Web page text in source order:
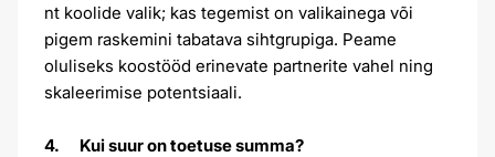
nt koolide valik; kas tegemist on valikainega või
pigem raskemini tabatava sihtgrupiga. Peame
oluliseks koostööd erinevate partnerite vahel ning
skaleerimise potentsiaali.
4. Kui suur on toetuse summa?